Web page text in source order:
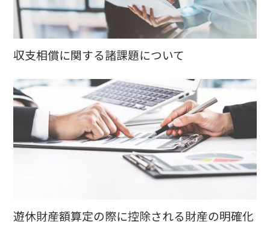
収支相償に関する諸課題について
遊休財産額算定の際に控除される財産の明確化